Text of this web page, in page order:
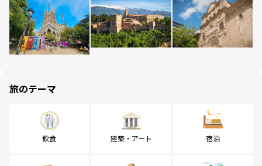
旅のテーマ
飲食 建築・アート 宿泊